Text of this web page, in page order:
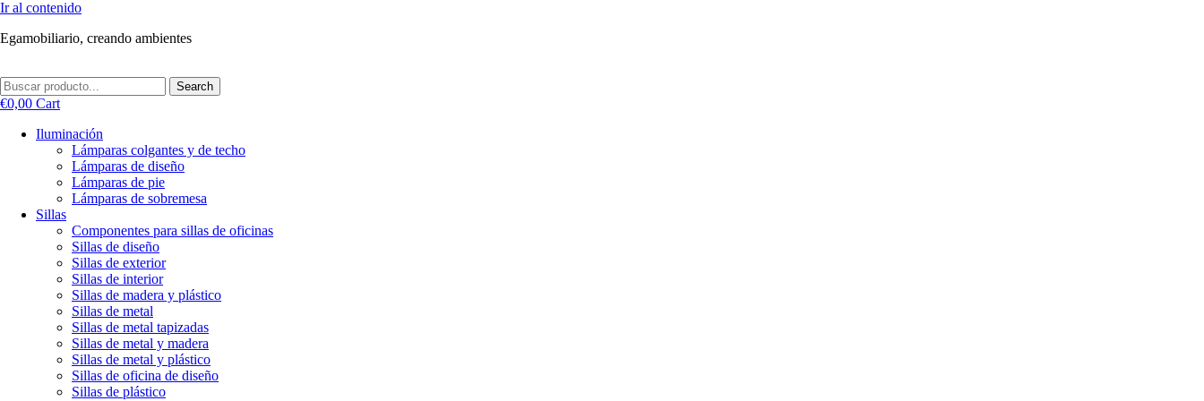
Ir al contenido
Egamobiliario, creando ambientes
Search
€0,00 Cart
Iluminación
Lámparas colgantes y de techo
Lámparas de diseño
Lámparas de pie
Lámparas de sobremesa
Sillas
Componentes para sillas de oficinas
Sillas de diseño
Sillas de exterior
Sillas de interior
Sillas de madera y plástico
Sillas de metal
Sillas de metal tapizadas
Sillas de metal y madera
Sillas de metal y plástico
Sillas de oficina de diseño
Sillas de plástico